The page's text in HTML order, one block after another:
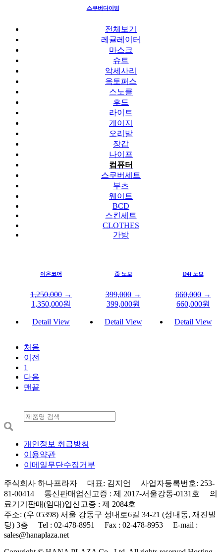
스쿠버다이빙
전체보기
레귤레이터
마스크
슈트
악세사리
옥토퍼스
스노클
후드
라이트
게이지
오리발
장갑
나이프
컴퓨터
스쿠버세트
부츠
웨이트
BCD
스킨세트
CLOTHES
가방
이온코어
1,250,000 →
1,350,000원
Detail View
줍 노보
399,000→
399,000원
Detail View
D4i 노보
660,000→
660,000원
Detail View
처음
이전
1
다음
맨끝
개인정보 취급방침
이용약관
이메일무단수집거부
주식회사 하나프라자 대표: 김지언 사업자등록번호: 253-
81-00414 통신판매업신고증 : 제 2017-서울강동-0131호 의
료기기판매(임대)업신고증 : 제 2084호
주소: (우 05398) 서울 강동구 성내로6길 34-21 (성내동, 재진빌
딩) 3층 Tel : 02-478-8951 Fax : 02-478-8953 E-mail :
sales@hanaplaza.net